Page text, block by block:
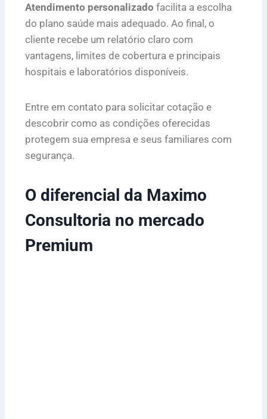
Atendimento personalizado facilita a escolha
do plano saúde mais adequado. Ao final, o
cliente recebe um relatório claro com
vantagens, limites de cobertura e principais
hospitais e laboratórios disponíveis.
Entre em contato para solicitar cotação e
descobrir como as condições oferecidas
protegem sua empresa e seus familiares com
segurança.
O diferencial da Maximo
Consultoria no mercado
Premium